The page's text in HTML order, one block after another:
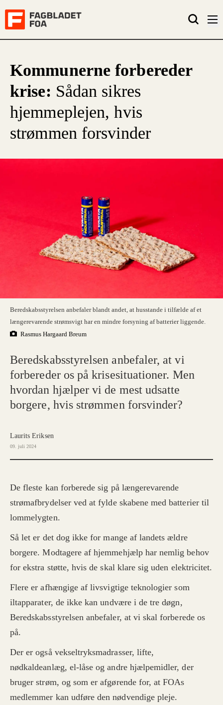
Kommunerne forbereder
krise: Sådan sikres
hjemmeplejen, hvis
strømmen forsvinder
Beredskabsstyrelsen anbefaler blandt andet, at husstande i tilfælde af et
længerevarende strømsvigt har en mindre forsyning af batterier liggende.
Rasmus Hargaard Breum
Beredskabsstyrelsen anbefaler, at vi
forbereder os på krisesituationer. Men
hvordan hjælper vi de mest udsatte
borgere, hvis strømmen forsvinder?
Laurits Eriksen
09. juli 2024
De fleste kan forberede sig på længerevarende
strømafbrydelser ved at fylde skabene med batterier til
lommelygten.
Så let er det dog ikke for mange af landets ældre
borgere. Modtagere af hjemmehjælp har nemlig behov
for ekstra støtte, hvis de skal klare sig uden elektricitet.
Flere er afhængige af livsvigtige teknologier som
iltapparater, de ikke kan undvære i de tre døgn,
Beredskabsstyrelsen anbefaler, at vi skal forberede os
på.
Der er også vekseltryksmadrasser, lifte,
nødkaldeanlæg, el-låse og andre hjælpemidler, der
bruger strøm, og som er afgørende for, at FOAs
medlemmer kan udføre den nødvendige pleje.